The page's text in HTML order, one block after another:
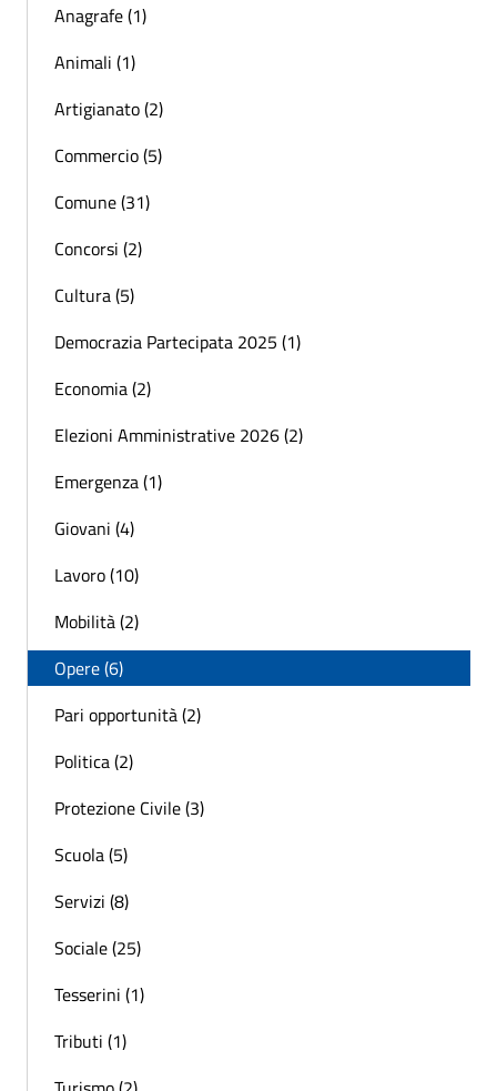
Anagrafe (1)
Animali (1)
Artigianato (2)
Commercio (5)
Comune (31)
Concorsi (2)
Cultura (5)
Democrazia Partecipata 2025 (1)
Economia (2)
Elezioni Amministrative 2026 (2)
Emergenza (1)
Giovani (4)
Lavoro (10)
Mobilità (2)
Opere (6)
Pari opportunità (2)
Politica (2)
Protezione Civile (3)
Scuola (5)
Servizi (8)
Sociale (25)
Tesserini (1)
Tributi (1)